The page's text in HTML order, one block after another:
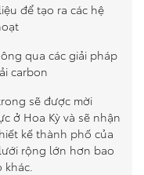
để tạo ra các hệ
qua các giải pháp
carbon
sẽ được mời
ở Hoa Kỳ và sẽ nhận
kế thành phố của
rộng lớn hơn bao